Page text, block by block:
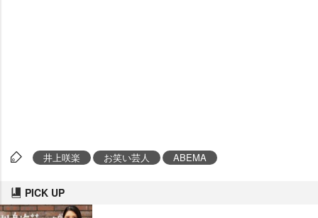
井上咲楽 お笑い芸人 ABEMA
PICK UP